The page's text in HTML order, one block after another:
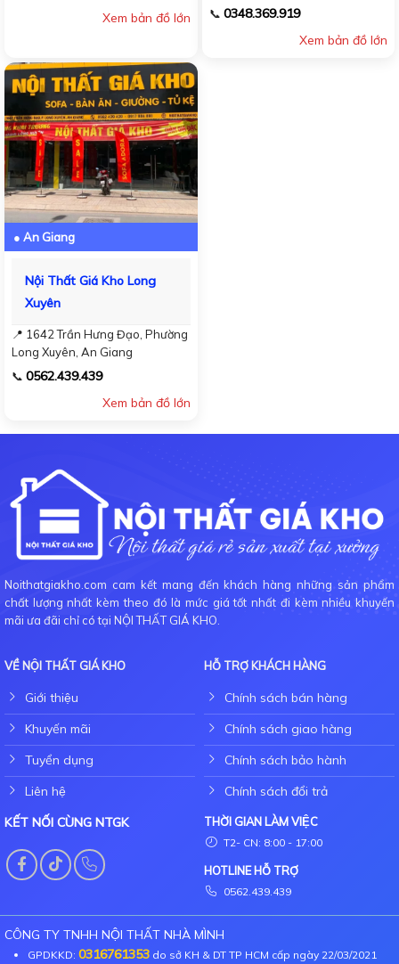
Xem bản đồ lớn
📞 0348.369.919
Xem bản đồ lớn
● An Giang
Nội Thất Giá Kho Long
Xuyên
📍 1642 Trần Hưng Đạo, Phường
Long Xuyên, An Giang
📞 0562.439.439
Xem bản đồ lớn
Noithatgiakho.com cam kết mang đến khách hàng những sản phẩm
chất lượng nhất kèm theo đó là mức giá tốt nhất đi kèm nhiều khuyến
mãi ưa đãi chỉ có tại NỘI THẤT GIÁ KHO.
VỀ NỘI THẤT GIÁ KHO
Giới thiệu
Khuyến mãi
Tuyển dụng
Liên hệ
HỖ TRỢ KHÁCH HÀNG
Chính sách bán hàng
Chính sách giao hàng
Chính sách bảo hành
Chính sách đổi trả
KẾT NỐI CÙNG NTGK
THỜI GIAN LÀM VIỆC
T2- CN: 8:00 - 17:00
HOTLINE HỖ TRỢ
0562.439.439
CÔNG TY TNHH NỘI THẤT NHÀ MÌNH
GPDKKD: 0316761353 do sở KH & DT TP HCM cấp ngày 22/03/2021